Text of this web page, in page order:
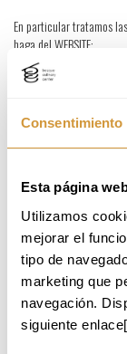
Consentimiento
Esta página
Utilizamos
mejorar el
tipo de
marketing que
navegación.
siguiente enlace[
En particular tratamos
haga del WEBSITE:
Datos
Códigos y
conexiones a
solicitudes/
usted participe
4. ¿Con qué
El tratamiento de sus